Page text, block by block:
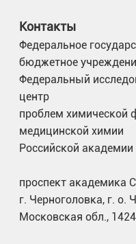
Контакты
Федеральное
бюджетное
Федеральный
центр
проблем химической
медицинской химии
Российской академии
проспект академика
г. Черноголовка, г. о.
Московская обл.,